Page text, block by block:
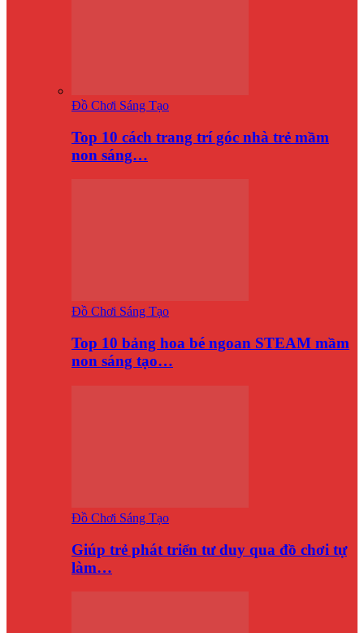
Đồ Chơi Sáng Tạo
Top 10 cách trang trí góc nhà trẻ mầm
non sáng…
Đồ Chơi Sáng Tạo
Top 10 bảng hoa bé ngoan STEAM mầm
non sáng tạo…
Đồ Chơi Sáng Tạo
Giúp trẻ phát triển tư duy qua đồ chơi tự
làm…